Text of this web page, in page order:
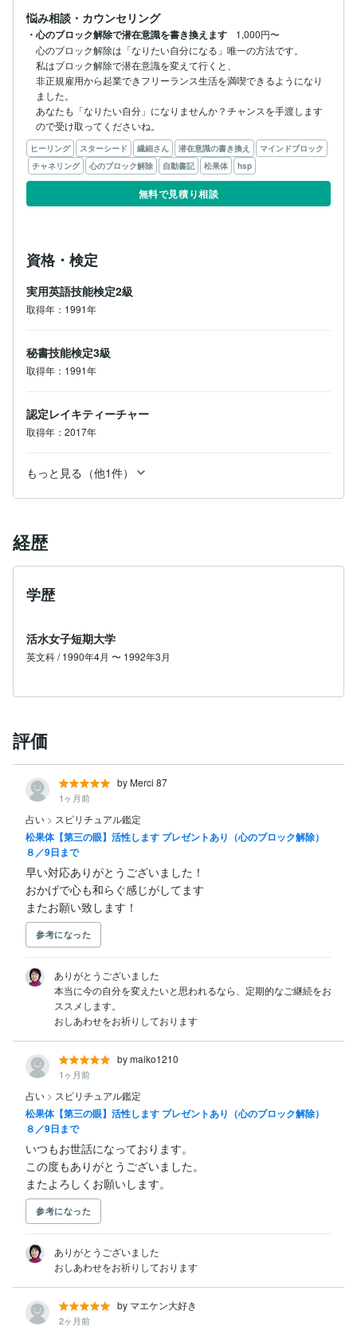
悩み相談・カウンセリング
・心のブロック解除で潜在意識を書き換えます
1,000円〜
心のブロック解除は「なりたい自分になる」唯一の方法です。
私はブロック解除で潜在意識を変えて行くと、
非正規雇用から起業できフリーランス生活を満喫できるようになり
ました。
あなたも「なりたい自分」になりませんか？チャンスを手渡します
ので受け取ってくださいね。
ヒーリング スターシード 繊細さん 潜在意識の書き換え
マインドブロック
チャネリング
心のブロック解除 自動書記 松果体 hsp
無料で見積り相談
資格・検定
実用英語技能検定2級
取得年：1991年
秘書技能検定3級
取得年：1991年
認定レイキティーチャー
取得年：2017年
もっと見る（他1件）
経歴
学歴
活水女子短期大学
英文科 / 1990年4月 〜 1992年3月
評価
by Merci 87
1ヶ月前
占い > スピリチュアル鑑定
松果体【第三の眼】活性します プレゼントあり（心のブロック解除）
８／9日まで
早い対応ありがとうございました！
おかげで心も和らぐ感じがしてます
またお願い致します！
参考になった
ありがとうございました
本当に今の自分を変えたいと思われるなら、定期的なご継続をお
ススメします。
おしあわせをお祈りしております
by maiko1210
1ヶ月前
占い > スピリチュアル鑑定
松果体【第三の眼】活性します プレゼントあり（心のブロック解除）
８／9日まで
いつもお世話になっております。
この度もありがとうございました。
またよろしくお願いします。
参考になった
ありがとうございました
おしあわせをお祈りしております
by マエケン大好き
2ヶ月前